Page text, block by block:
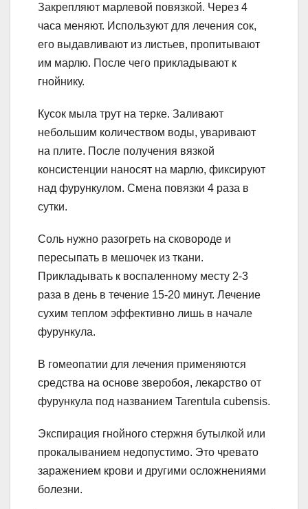
Закрепляют марлевой повязкой. Через 4
часа меняют. Используют для лечения сок,
его выдавливают из листьев, пропитывают
им марлю. После чего прикладывают к
гнойнику.
Кусок мыла трут на терке. Заливают
небольшим количеством воды, уваривают
на плите. После получения вязкой
консистенции наносят на марлю, фиксируют
над фурункулом. Смена повязки 4 раза в
сутки.
Соль нужно разогреть на сковороде и
пересыпать в мешочек из ткани.
Прикладывать к воспаленному месту 2-3
раза в день в течение 15-20 минут. Лечение
сухим теплом эффективно лишь в начале
фурункула.
В гомеопатии для лечения применяются
средства на основе зверобоя, лекарство от
фурункула под названием Tarentula cubensis.
Экспирация гнойного стержня бутылкой или
прокалыванием недопустимо. Это чревато
заражением крови и другими осложнениями
болезни.